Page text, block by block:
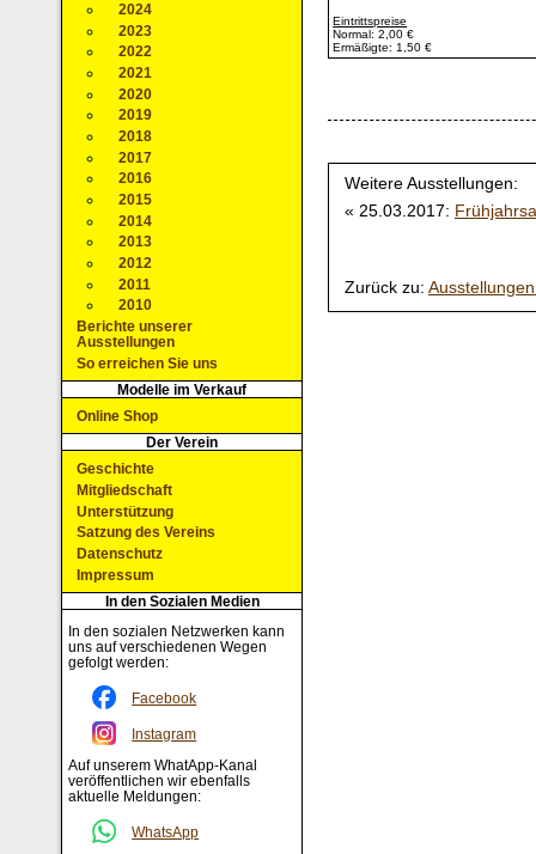
Eintrittspreise
Normal: 2,00 €
Ermäßigte: 1,50 €
Weitere Ausstellungen:
« 25.03.2017:
Zurück zu:
2024
2023
2022
2021
2020
2019
2018
2017
2016
2015
2014
2013
2012
2011
2010
Berichte unserer
Ausstellungen
So erreichen Sie uns
Modelle im Verkauf
Online Shop
Der Verein
Geschichte
Mitgliedschaft
Unterstützung
Satzung des Vereins
Datenschutz
Impressum
In den Sozialen Medien
In den sozialen Netzwerken kann
uns auf verschiedenen Wegen
gefolgt werden:
Facebook
Instagram
Auf unserem WhatApp-Kanal
veröffentlichen wir ebenfalls
aktuelle Meldungen:
WhatsApp